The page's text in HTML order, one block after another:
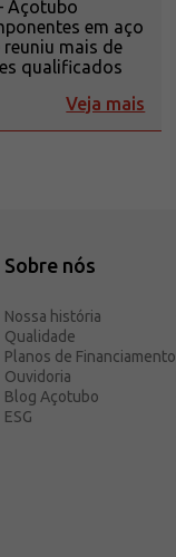
Açotubo
em aço
mais de
qualificados
Veja mais
Sobre nós
Nossa história
Qualidade
Planos de Financiamento
Ouvidoria
Blog Açotubo
ESG